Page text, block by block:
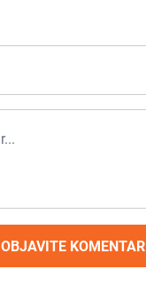
OBJAVITE KOMENTAR